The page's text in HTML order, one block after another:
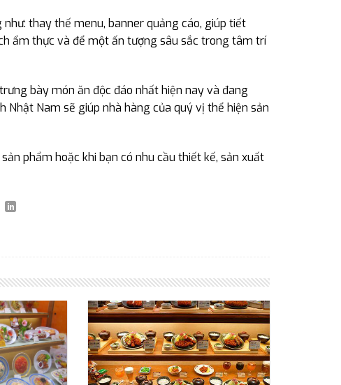
thay thế menu, banner quảng cáo, giúp tiết
ẩm thực và để một ấn tượng sâu sắc trong tâm trí
bày món ăn độc đáo nhất hiện nay và đang
Nam sẽ giúp nhà hàng của quý vị thể hiện sản
phẩm hoặc khi bạn có nhu cầu thiết kế, sản xuất